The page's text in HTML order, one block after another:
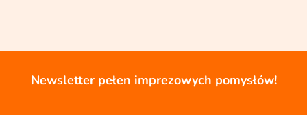
Newsletter pełen imprezowych pomysłów!